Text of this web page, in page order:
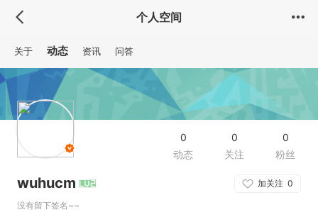
个人空间
0
粉丝
0
关注
0
动态
wuhucm 加关注 0
没有留下签名~~
关于 动态 资讯 问答